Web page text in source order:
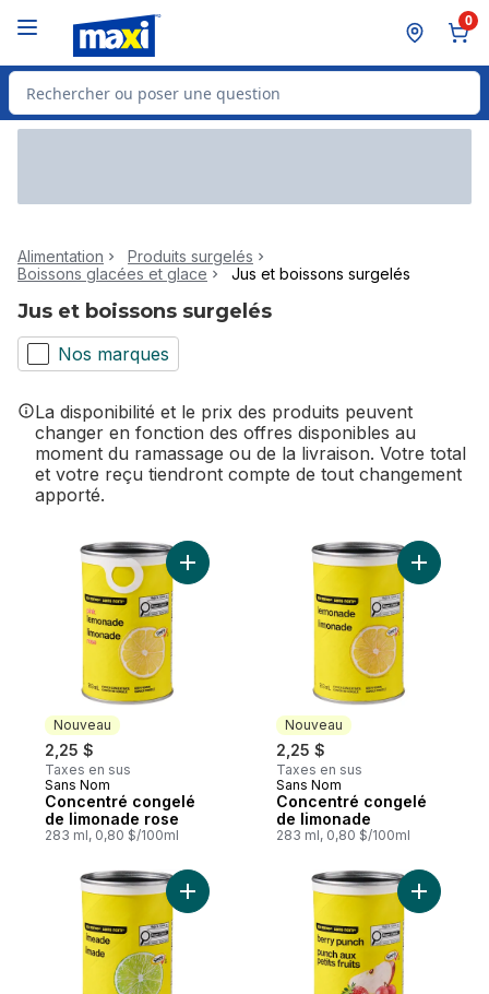
0
Rechercher des produits
Alimentation
Produits surgelés
Boissons glacées et glace
Jus et boissons surgelés
Jus et boissons surgelés
Nos marques
La disponibilité et le prix des produits peuvent
changer en fonction des offres disponibles au
moment du ramassage ou de la livraison. Votre total
et votre reçu tiendront compte de tout changement
apporté.
Nouveau
2,25 $
Taxes en sus
Nouveau
Sans Nom
Concentré congelé
de limonade rose
283 ml, 0,80 $/100ml
Ajouter Concentré congelé de limonade
Nouveau
2,25 $
Taxes en sus
Nouveau
Sans Nom
Concentré congelé
de limonade
283 ml, 0,80 $/100ml
Ajouter
Ajouter Concentré congelé de limade au
Ajouter